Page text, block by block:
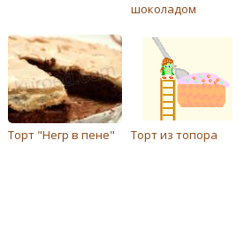
шоколадом
Торт "Негр в пене" Торт из топора